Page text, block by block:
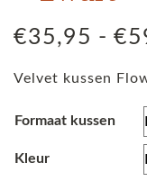
€35,95 - €
Velvet kussen
Formaat kussen
Kleur